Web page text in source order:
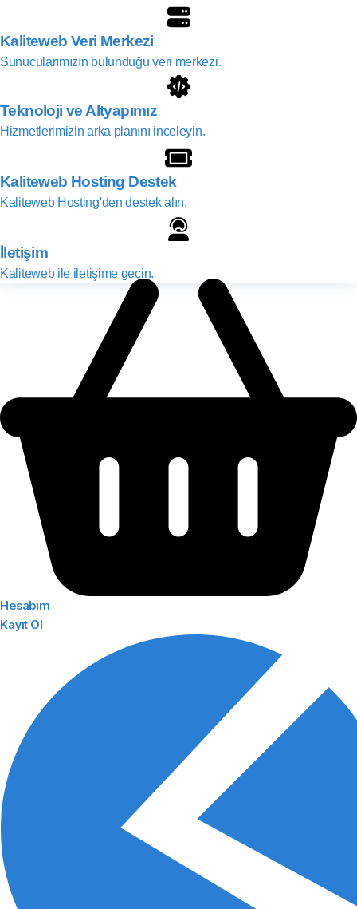
Kaliteweb Veri Merkezi
Sunucularımızın bulunduğu veri merkezi.
Teknoloji ve Altyapımız
Hizmetlerimizin arka planını inceleyin.
Kaliteweb Hosting Destek
Kaliteweb Hosting'den destek alın.
İletişim
Kaliteweb ile iletişime geçin.
Hesabım
Kayıt Ol